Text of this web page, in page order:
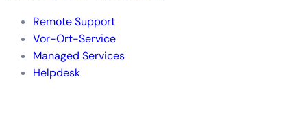
Remote Support
Vor-Ort-Service
Managed Services
Helpdesk